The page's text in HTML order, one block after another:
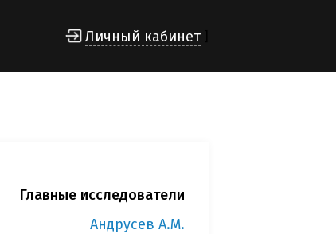
Личный кабинет
Главные исследователи
Андрусев А.М.